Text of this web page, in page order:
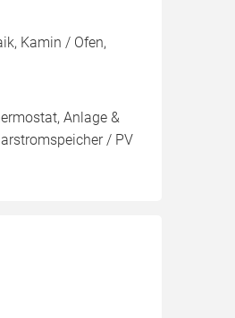
Kamin / Ofen,
Anlage &
/ PV